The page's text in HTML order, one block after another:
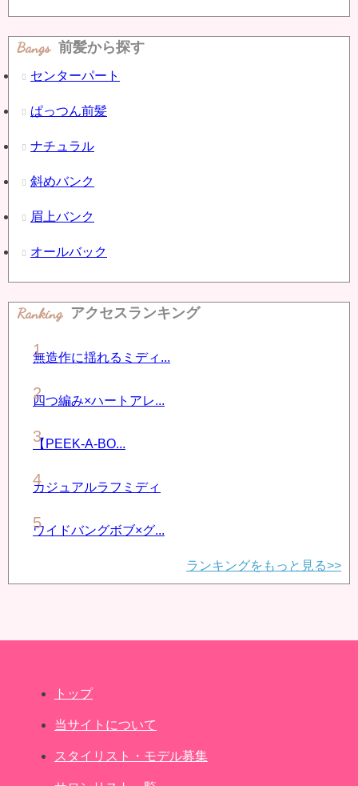
Bangs 前髪から探す
センターパート
ぱっつん前髪
ナチュラル
斜めバンク
眉上バンク
オールバック
Ranking アクセスランキング
無造作に揺れるミディ...
四つ編み×ハートアレ...
【PEEK-A-BO...
カジュアルラフミディ
ワイドバングボブ×グ...
ランキングをもっと見る>>
トップ
当サイトについて
スタイリスト・モデル募集